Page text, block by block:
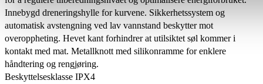
Innebygd dreneringshylle for kurvene. Sikkerhetssystem og
automatisk avstengning ved lav vannstand beskytter mot
overoppheting. Hevet kant forhindrer at utilsiktet søl kommer i
kontakt med mat. Metallknott med silikonramme for enklere
håndtering og rengjøring.
Beskyttelsesklasse IPX4